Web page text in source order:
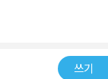
쓰기